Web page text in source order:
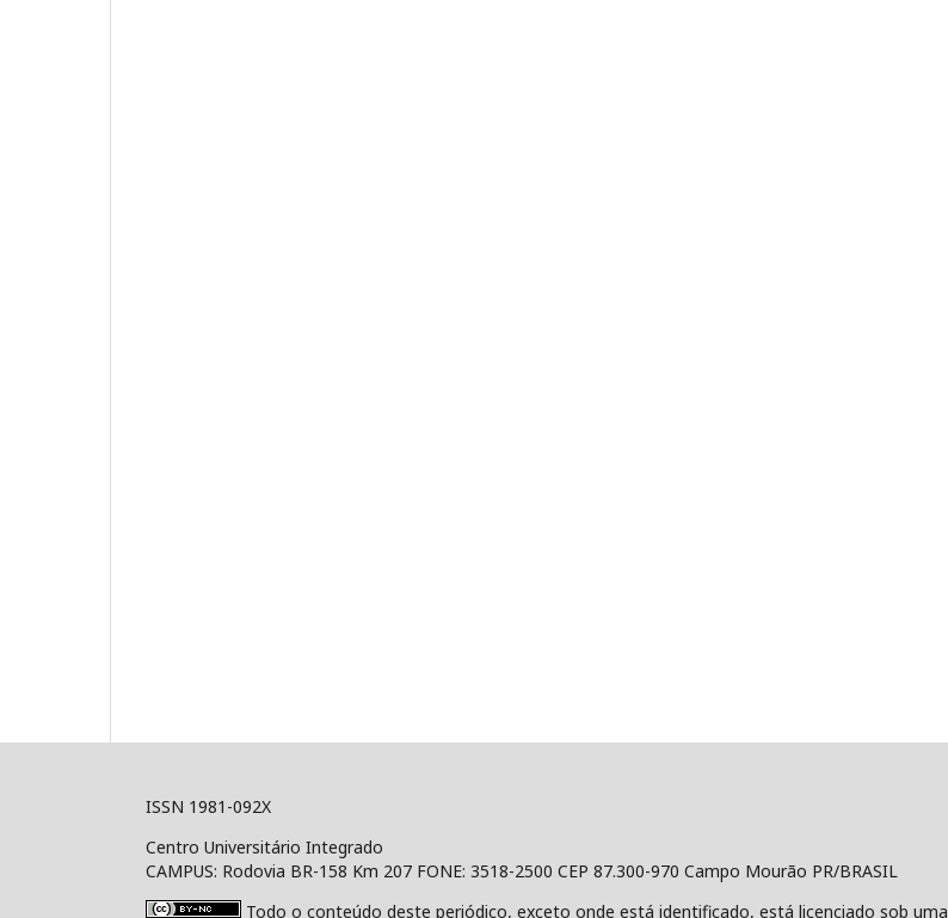
ISSN 1981-092X
Centro Universitário Integrado
CAMPUS: Rodovia BR-158 Km 207 FONE: 3518-2500 CEP 87.300-970 Campo Mourão PR/BRASIL
Todo o conteúdo deste periódico, exceto onde está identificado, está licenciado sob uma